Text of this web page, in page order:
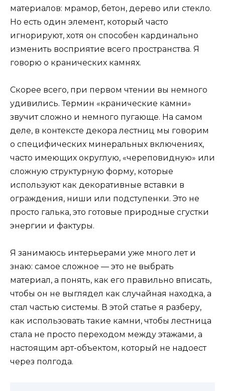
материалов: мрамор, бетон, дерево или стекло.
Но есть один элемент, который часто
игнорируют, хотя он способен кардинально
изменить восприятие всего пространства. Я
говорю о кранических камнях.
Скорее всего, при первом чтении вы немного
удивились. Термин «кранические камни»
звучит сложно и немного пугающе. На самом
деле, в контексте декора лестниц мы говорим
о специфических минеральных включениях,
часто имеющих округлую, «череповидную» или
сложную структурную форму, которые
используют как декоративные вставки в
ограждения, ниши или подступенки. Это не
просто галька, это готовые природные сгустки
энергии и фактуры.
Я занимаюсь интерьерами уже много лет и
знаю: самое сложное — это не выбрать
материал, а понять, как его правильно вписать,
чтобы он не выглядел как случайная находка, а
стал частью системы. В этой статье я разберу,
как использовать такие камни, чтобы лестница
стала не просто переходом между этажами, а
настоящим арт-объектом, который не надоест
через полгода.